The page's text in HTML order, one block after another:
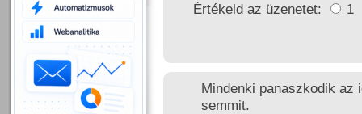
Értékeld az üzenetet: 1
Mindenki panaszkodik az
semmit.